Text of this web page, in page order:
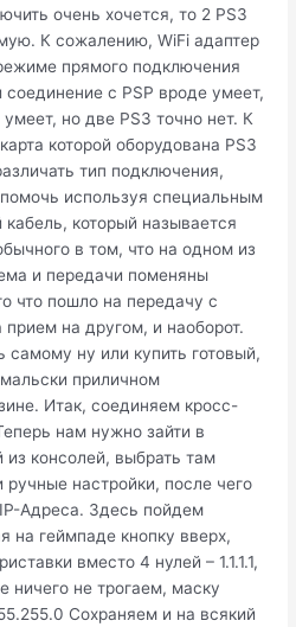
очень хочется, то 2 PS3
К сожалению, WiFi адаптер
прямого подключения
с PSP вроде умеет,
но две PS3 точно нет. К
которой оборудована PS3
тип подключения,
используя специальным
который называется
в том, что на одном из
и передачи поменяны
что пошло на передачу с
на другом, и наоборот.
самому ну или купить готовый,
приличном
Итак, соединяем кросс-
нам нужно зайти в
из консолей, выбрать там
настройки, после чего
Адреса. Здесь пойдем
на геймпаде кнопку вверх,
вместо 4 нулей – 1.1.1.1,
ничего не трогаем, маску
Сохраняем и на всякий